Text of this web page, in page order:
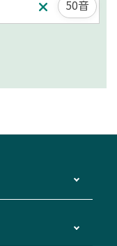
50音